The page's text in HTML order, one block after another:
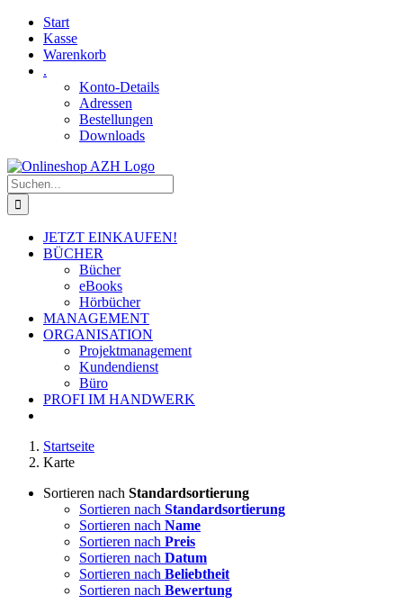
Skip
content
Facebook
YouTubeStart
Kasse
Warenkorb
.
Konto-Details
Adressen
Bestellungen
Downloads
Suche
nach:
JETZT EINKAUFEN!
BÜCHER
Bücher
eBooks
Hörbücher
MANAGEMENT
ORGANISATION
Projektmanagement
Kundendienst
Büro
PROFI IM HANDWERK
Startseite
Karte
Sortieren nach Standardsortierung
Sortieren nach Standardsortierung
Sortieren nach Name
Sortieren nach Preis
Sortieren nach Datum
Sortieren nach Beliebtheit
Sortieren nach Bewertung